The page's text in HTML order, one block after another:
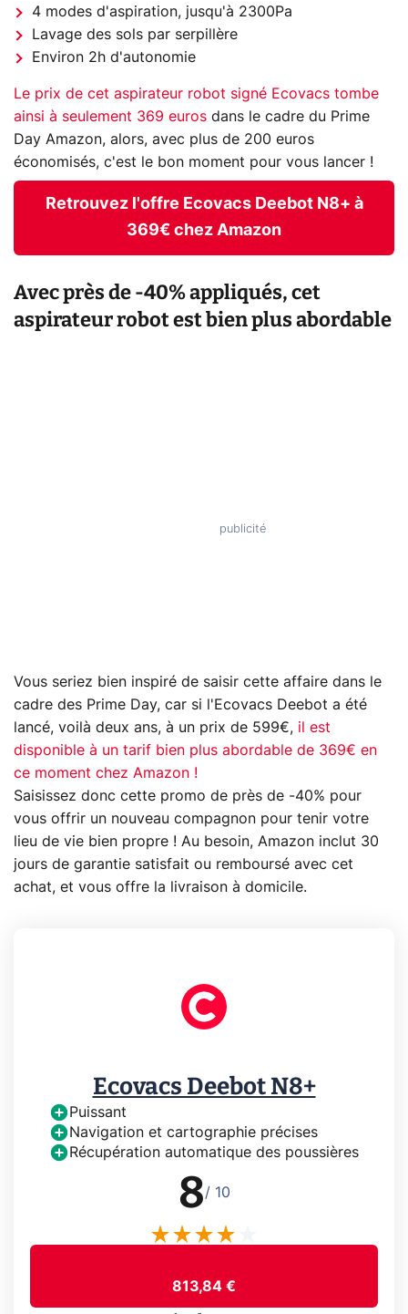
4 modes d'aspiration, jusqu'à 2300Pa
Lavage des sols par serpillère
Environ 2h d'autonomie
Le prix de cet aspirateur robot signé Ecovacs tombe
ainsi à seulement 369 euros dans le cadre du Prime
Day Amazon, alors, avec plus de 200 euros
économisés, c'est le bon moment pour vous lancer !
Retrouvez l'offre Ecovacs Deebot N8+ à
369€ chez Amazon
Avec près de -40% appliqués, cet
aspirateur robot est bien plus abordable
Vous seriez bien inspiré de saisir cette affaire dans le
cadre des Prime Day, car si l'Ecovacs Deebot a été
lancé, voilà deux ans, à un prix de 599€, il est
disponible à un tarif bien plus abordable de 369€ en
ce moment chez Amazon !
Saisissez donc cette promo de près de -40% pour
vous offrir un nouveau compagnon pour tenir votre
lieu de vie bien propre ! Au besoin, Amazon inclut 30
jours de garantie satisfait ou remboursé avec cet
achat, et vous offre la livraison à domicile.
Ecovacs Deebot N8+
Puissant
Navigation et cartographie précises
Récupération automatique des poussières
8/ 10
813,84 €